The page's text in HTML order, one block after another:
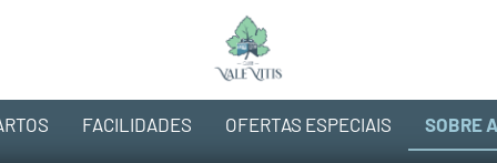
FACILIDADES OFERTAS ESPECIAIS SOBRE